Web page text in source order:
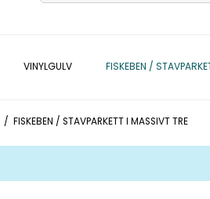
VINYLGULV FISKEBEN /
/ FISKEBEN / STAVPARKETT I MASSIVT TRE